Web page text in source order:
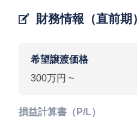
財務情報（直前期
希望譲渡価格
300万円 ~
損益計算書（P/L）